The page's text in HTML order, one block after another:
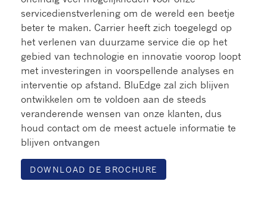
servicedienstverlening om de wereld een beetje
beter te maken. Carrier heeft zich toegelegd op
het verlenen van duurzame service die op het
gebied van technologie en innovatie voorop loopt
met investeringen in voorspellende analyses en
interventie op afstand. BluEdge zal zich blijven
ontwikkelen om te voldoen aan de steeds
veranderende wensen van onze klanten, dus
houd contact om de meest actuele informatie te
blijven ontvangen
DOWNLOAD DE BROCHURE